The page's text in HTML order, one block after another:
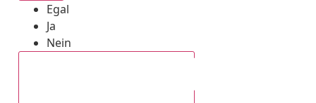
Egal
Ja
Nein